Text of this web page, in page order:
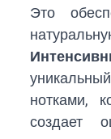
Это
нотками,
создает